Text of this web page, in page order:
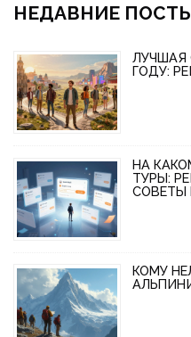
НЕДАВНИЕ
ЛУЧШАЯ
ГОДУ:
НА
ТУРЫ:
СОВЕТЫ
КОМУ